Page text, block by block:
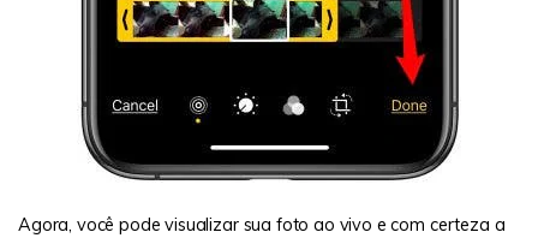
Agora, você pode visualizar sua foto ao vivo e com certeza a